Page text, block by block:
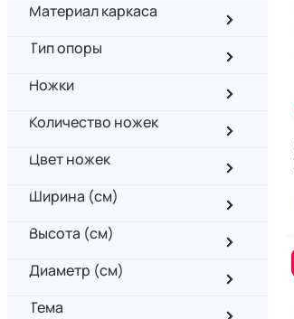
Материал каркаса
Тип опоры
Ножки
Количество ножек
Цвет ножек
Ширина (см)
Высота (см)
Диаметр (см)
Тема